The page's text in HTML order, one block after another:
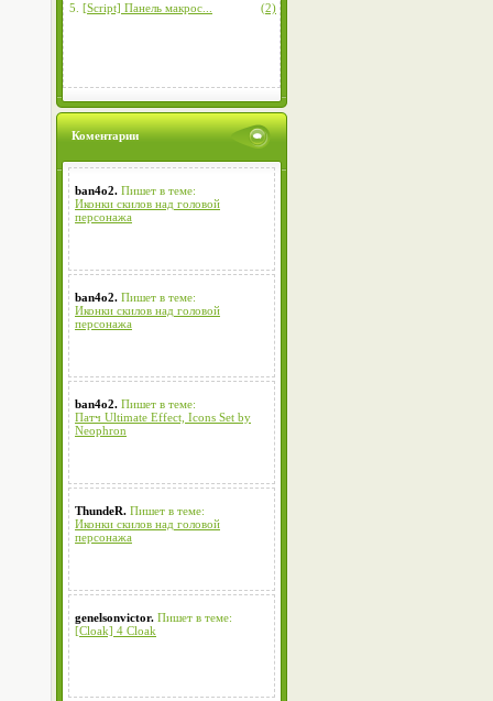
5. [Script] Панель макрос... (2)
Коментарии
ban4o2. Пишет в теме:
Иконки скилов над головой
персонажа
ban4o2. Пишет в теме:
Иконки скилов над головой
персонажа
ban4o2. Пишет в теме:
Патч Ultimate Effect, Icons Set by
Neophron
ThundeR. Пишет в теме:
Иконки скилов над головой
персонажа
genelsonvictor. Пишет в теме:
[Cloak] 4 Cloak